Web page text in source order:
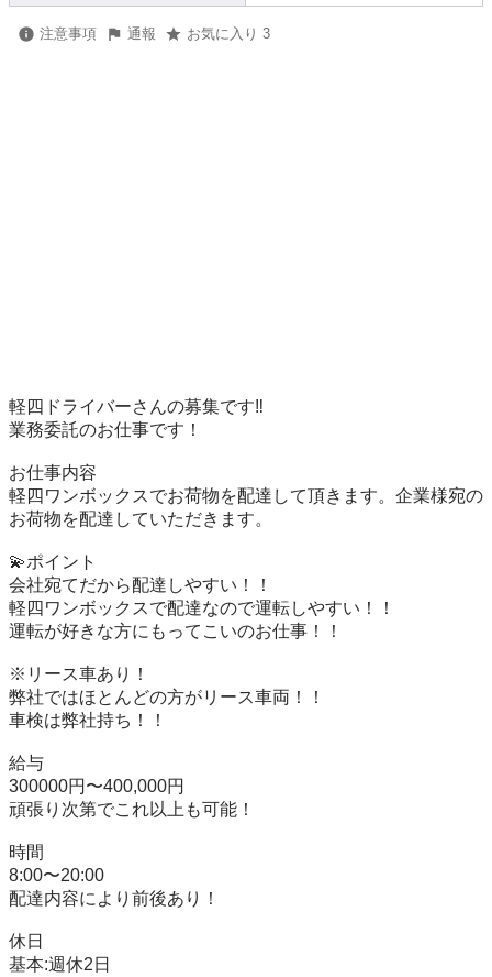
注意事項 通報 お気に入り 3
軽四ドライバーさんの募集です‼️
業務委託のお仕事です！
お仕事内容
軽四ワンボックスでお荷物を配達して頂きます。企業様宛の
お荷物を配達していただきます。
💫ポイント
会社宛てだから配達しやすい！！
軽四ワンボックスで配達なので運転しやすい！！
運転が好きな方にもってこいのお仕事！！
※リース車あり！
弊社ではほとんどの方がリース車両！！
車検は弊社持ち！！
給与
300000円〜400,000円
頑張り次第でこれ以上も可能！
時間
8:00〜20:00
配達内容により前後あり！
休日
基本:週休2日